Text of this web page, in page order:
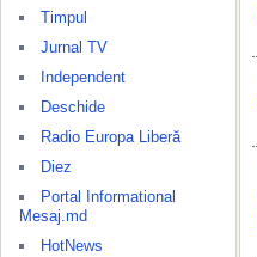
Timpul
Jurnal TV
Independent
Deschide
Radio Europa Liberă
Diez
Portal Informational
Mesaj.md
HotNews